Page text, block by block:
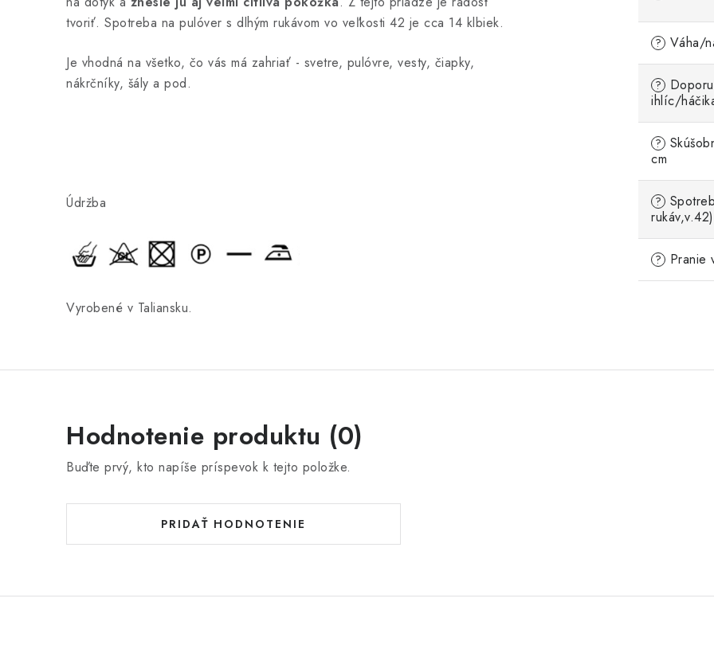
tvoriť. Spotreba na pulóver s dlhým rukávom vo veľkosti 42 je cca 14 klbiek.
Je vhodná na všetko, čo vás má zahriať - svetre, pulóvre, vesty, čiapky,
nákrčníky, šály a pod.
Údržba
Vyrobené v Taliansku.
? Váha/
?
ihlíc/
?
cm
?
rukáv,v.42)
? Pranie
Hodnotenie produktu (0)
Buďte prvý, kto napíše príspevok k tejto položke.
PRIDAŤ HODNOTENIE